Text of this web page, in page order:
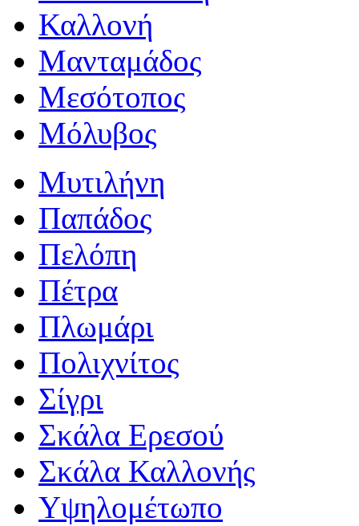
Καλλονή
Μανταμάδος
Μεσότοπος
Μόλυβος
Μυτιλήνη
Παπάδος
Πελόπη
Πέτρα
Πλωμάρι
Πολιχνίτος
Σίγρι
Σκάλα Ερεσού
Σκάλα Καλλονής
Υψηλομέτωπο